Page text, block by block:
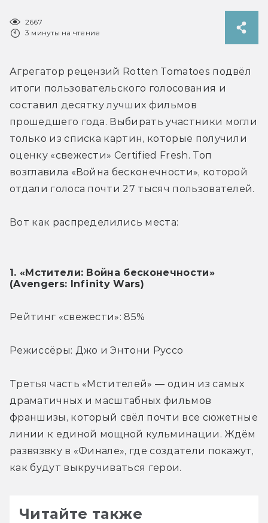
2667
3 минуты на чтение
Агрегатор рецензий Rotten Tomatoes подвёл
итоги пользовательского голосования и
составил десятку лучших фильмов
прошедшего года. Выбирать участники могли
только из списка картин, которые получили
оценку «свежести» Certified Fresh. Топ
возглавила «Война бесконечности», которой
отдали голоса почти 27 тысяч пользователей.
Вот как распределились места:
1. «Мстители: Война бесконечности»
(Avengers: Infinity Wars)
Рейтинг «свежести»: 85%
Режиссёры: Джо и Энтони Руссо
Третья часть «Мстителей» — один из самых
драматичных и масштабных фильмов
франшизы, который свёл почти все сюжетные
линии к единой мощной кульминации. Ждём
развязвку в «Финале», где создатели покажут,
как будут выкручиваться герои.
Читайте также